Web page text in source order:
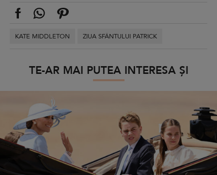
KATE MIDDLETON ZIUA SFÂNTULUI PATRICK
TE-AR MAI PUTEA INTERESA ȘI